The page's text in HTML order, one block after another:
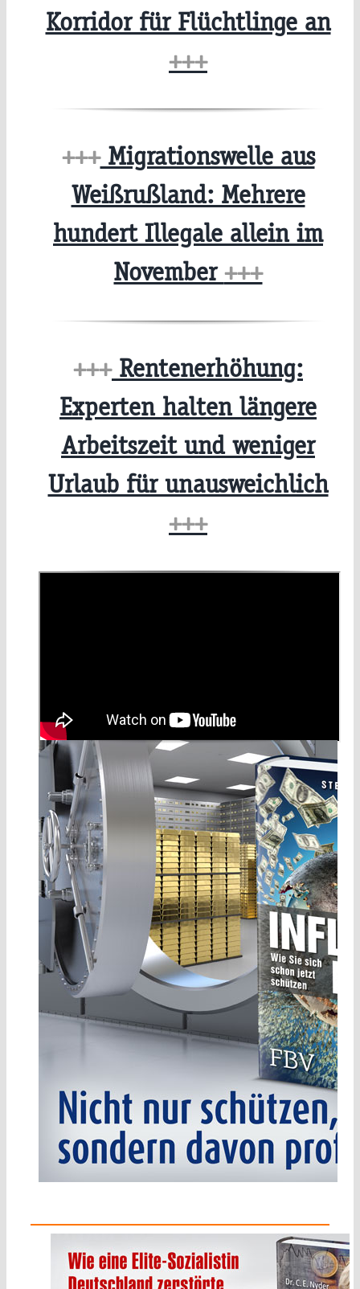
Korridor für Flüchtlinge an
+++
+++Migrationswelle aus
Weißrußland: Mehrere
hundert Illegale allein im
November+++
+++Rentenerhöhung:
Experten halten längere
Arbeitszeit und weniger
Urlaub für unausweichlich
+++